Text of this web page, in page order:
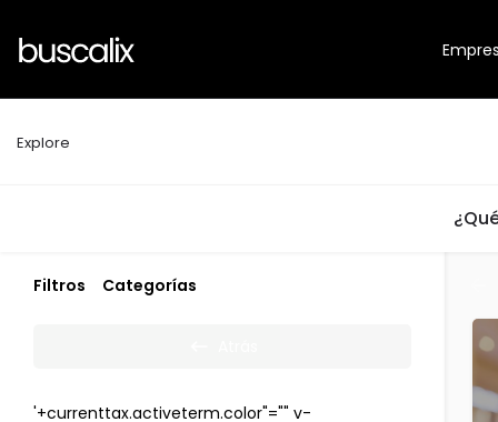
Explore
Filtros Categorías
'+currenttax.activeterm.color"="" v-